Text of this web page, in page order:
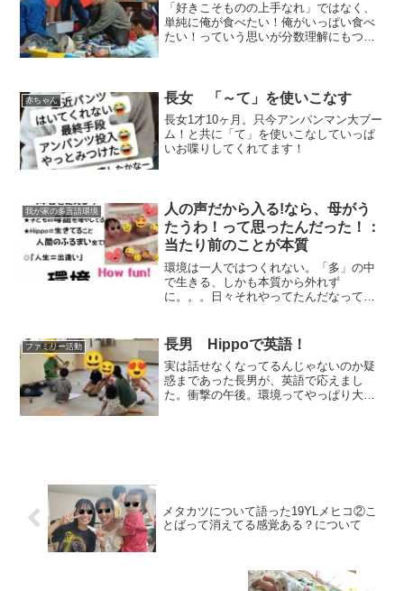
「好きこそものの上手なれ」ではなく、
単純に俺が食べたい！俺がいっぱい食べ
たい！っていう思いが分数理解にもつな
赤ちゃん 長女 「～て」を使いこなす
長女1才10ヶ月。只今アンパンマン大ブー
ム！と共に「て」を使いこなしていっぱ
いお喋りしてくれてます！
我が家の多言語環境
人の声だから入る!なら、母がう
たうわ！って思ったんだった！：
当たり前のことが本質
環境は一人ではつくれない。「多」の中
で生きる、しかも本質から外れず
に。。。日々それやってたんだなって、
ファミリー活動 長男 Hippoで英語！
実は話せなくなってるんじゃないのか疑
惑まであった長男が、英語で応えまし
た。衝撃の午後。環境ってやっぱり大
メタカツについて語った19YLメヒコ②こ
とばって消えてる感覚ある？について